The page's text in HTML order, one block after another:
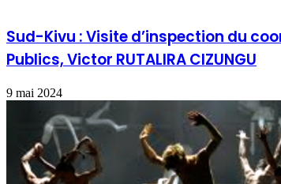
Sud-Kivu : Visite d’inspection du
Publics, Victor RUTALIRA CIZUNGU
9 mai 2024